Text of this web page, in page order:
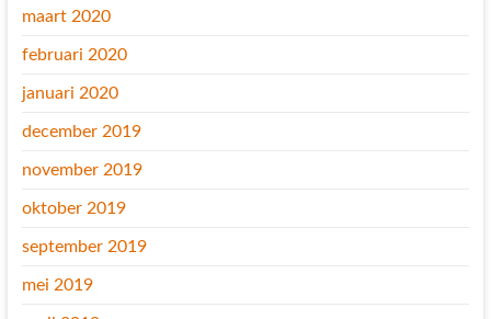
maart 2020
februari 2020
januari 2020
december 2019
november 2019
oktober 2019
september 2019
mei 2019